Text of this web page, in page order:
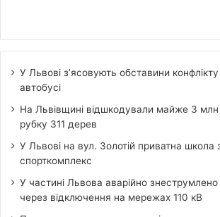
У Львові з’ясовують обставини
автобусі
На Львівщині відшкодували майже 3 млн
рубку 311 дерев
У Львові на вул. Золотій приватна школа
спорткомплекс
У частині Львова аварійно
через відключення на мережах 110 кВ